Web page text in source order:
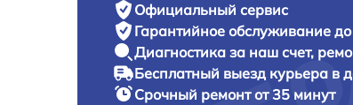
Официальный сервис
Гарантийное обслуживание
Диагностика за наш счет,
Бесплатный выезд курьера в
Срочный ремонтот 35 минут